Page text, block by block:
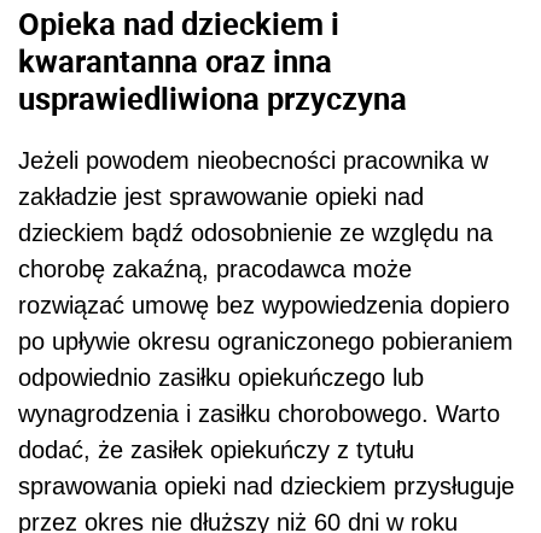
Opieka nad dzieckiem i
kwarantanna oraz inna
usprawiedliwiona przyczyna
Jeżeli powodem nieobecności pracownika w
zakładzie jest sprawowanie opieki nad
dzieckiem bądź odosobnienie ze względu na
chorobę zakaźną, pracodawca może
rozwiązać umowę bez wypowiedzenia dopiero
po upływie okresu ograniczonego pobieraniem
odpowiednio zasiłku opiekuńczego lub
wynagrodzenia i zasiłku chorobowego. Warto
dodać, że zasiłek opiekuńczy z tytułu
sprawowania opieki nad dzieckiem przysługuje
przez okres nie dłuższy niż 60 dni w roku